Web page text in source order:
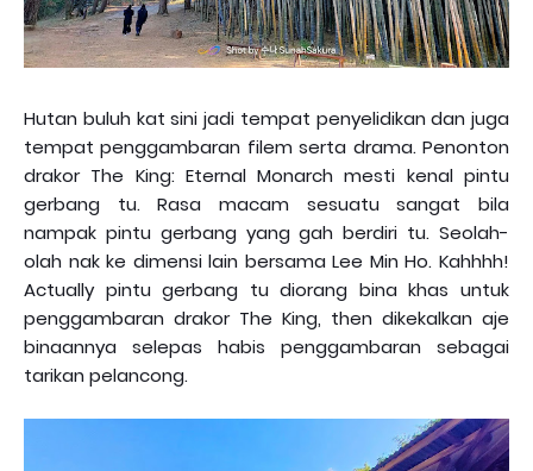
Hutan buluh kat sini jadi tempat penyelidikan dan juga
tempat penggambaran filem serta drama. Penonton
drakor The King: Eternal Monarch mesti kenal pintu
gerbang tu. Rasa macam sesuatu sangat bila
nampak pintu gerbang yang gah berdiri tu. Seolah-
olah nak ke dimensi lain bersama Lee Min Ho. Kahhhh!
Actually pintu gerbang tu diorang bina khas untuk
penggambaran drakor The King, then dikekalkan aje
binaannya selepas habis penggambaran sebagai
tarikan pelancong.